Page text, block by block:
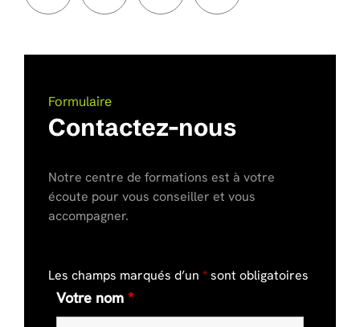
Formulaire
Contactez-nous
Notre centre de formations est à votre
écoute pour vous conseiller et vous
accompagner.
Les champs marqués d’un *sont obligatoires
Votre nom *